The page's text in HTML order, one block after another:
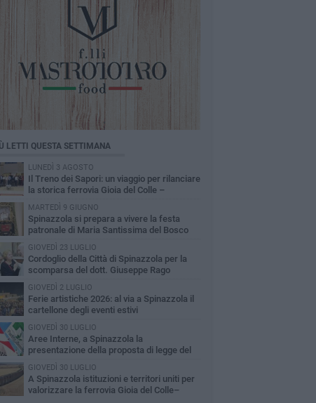
LETTI QUESTA SETTIMANA
LUNEDÌ 3 AGOSTO
Il Treno dei Sapori: un viaggio per rilanciare
la storica ferrovia Gioia del Colle –
Sant’Antonio
MARTEDÌ 9 GIUGNO
Spinazzola si prepara a vivere la festa
patronale di Maria Santissima del Bosco
GIOVEDÌ 23 LUGLIO
Cordoglio della Città di Spinazzola per la
scomparsa del dott. Giuseppe Rago
GIOVEDÌ 2 LUGLIO
Ferie artistiche 2026: al via a Spinazzola il
cartellone degli eventi estivi
GIOVEDÌ 30 LUGLIO
Aree Interne, a Spinazzola la
presentazione della proposta di legge del
Democratico
GIOVEDÌ 30 LUGLIO
A Spinazzola istituzioni e territori uniti per
valorizzare la ferrovia Gioia del Colle–